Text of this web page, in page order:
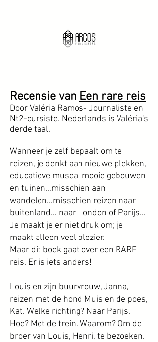
Recensie van Een rare reis
Door Valéria Ramos- Journaliste en
Nt2-cursiste. Nederlands is Valéria's
derde taal.
Wanneer je zelf bepaalt om te
reizen, je denkt aan nieuwe plekken,
educatieve musea, mooie gebouwen
en tuinen…misschien aan
wandelen…misschien reizen naar
buitenland… naar London of Parijs…
Je maakt je er niet druk om; je
maakt alleen veel plezier.
Maar dit boek gaat over een RARE
reis. Er is iets anders!
Louis en zijn buurvrouw, Janna,
reizen met de hond Muis en de poes,
Kat. Welke richting? Naar Parijs.
Hoe? Met de trein. Waarom? Om de
broer van Louis, Henri, te bezoeken.